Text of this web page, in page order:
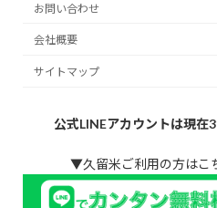
お問い合わせ
会社概要
サイトマップ
公式LINEアカウントは現在
▼久留米ご利用の方はこ